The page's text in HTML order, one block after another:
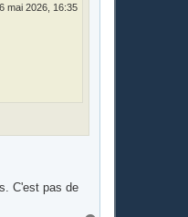
mai 2026, 16:35
C'est pas de